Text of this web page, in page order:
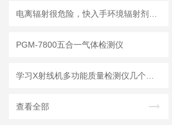
PGM-7800五合一气体检测仪
查看全部